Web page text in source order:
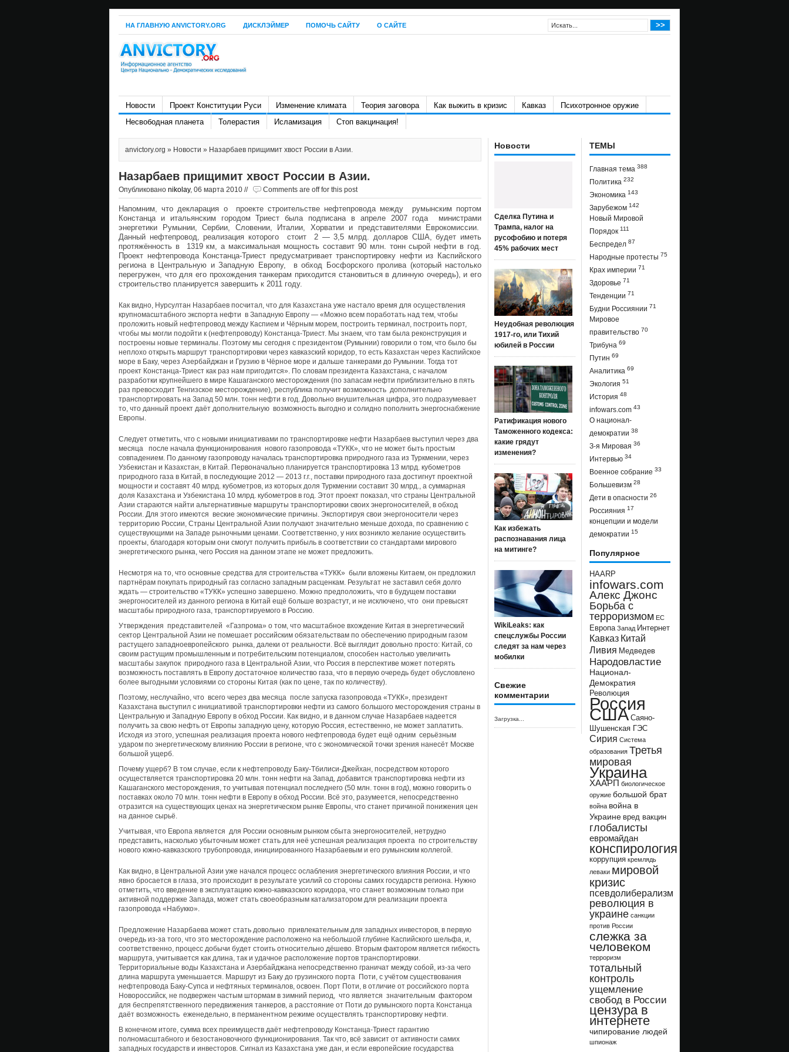
НА ГЛАВНУЮ ANVICTORY.ORG ДИСКЛЭЙМЕР ПОМОЧЬ САЙТУ О САЙТЕ
Новости Проект Конституции Руси Изменение климата Теория заговора Как выжить в кризис Кавказ
Психотронное оружие
Несвободная планета
Толерастия Исламизация Стоп вакцинация!
anvictory.org » Новости » Назарбаев прищимит хвост России в Азии.
Назарбаев прищимит хвост России в Азии.
Опубликовано nikolay, 06 марта 2010 // Comments are off for this post
Напомним, что декларация о проекте строительстве нефтепровода между румынским портом
Констанца и итальянским городом Триест была подписана в апреле 2007 года министрами
энергетики Румынии, Сербии, Словении, Италии, Хорватии и представителями Еврокомиссии.
Данный нефтепровод, реализация которого стоит 2 — 3,5 млрд. долларов США, будет иметь
протяжённость в 1319 км, а максимальная мощность составит 90 млн. тонн сырой нефти в год.
Проект нефтепровода Констанца-Триест предусматривает транспортировку нефти из Каспийского
региона в Центральную и Западную Европу, в обход Босфорского пролива (который настолько
перегружен, что для его прохождения танкерам приходится становиться в длинную очередь), и его
строительство планируется завершить к 2011 году.
Как видно, Нурсултан Назарбаев посчитал, что для Казахстана уже настало время для осуществления
крупномасштабного экспорта нефти в Западную Европу — «Можно всем поработать над тем, чтобы
проложить новый нефтепровод между Каспием и Чёрным морем, построить терминал, построить порт,
чтобы мы могли подойти к (нефтепроводу) Констанца-Триест. Мы знаем, что там была реконструкция и
построены новые терминалы. Поэтому мы сегодня с президентом (Румынии) говорили о том, что было бы
неплохо открыть маршрут транспортировки через кавказский коридор, то есть Казахстан через Каспийское
море в Баку, через Азербайджан и Грузию в Чёрное море и дальше танкерами до Румынии. Тогда тот
проект Констанца-Триест как раз нам пригодится». По словам президента Казахстана, с началом
разработки крупнейшего в мире Кашаганского месторождения (по запасам нефти приблизительно в пять
раз превосходит Тенгизское месторождение), республика получит возможность дополнительно
транспортировать на Запад 50 млн. тонн нефти в год. Довольно внушительная цифра, это подразумевает
то, что данный проект даёт дополнительную возможность выгодно и солидно пополнить энергоснабжение
Европы.
Следует отметить, что с новыми инициативами по транспортировке нефти Назарбаев выступил через два
месяца после начала функционирования нового газопровода «ТУКК», что не может быть простым
совпадением. По данному газопроводу началась транспортировка природного газа из Туркмении, через
Узбекистан и Казахстан, в Китай. Первоначально планируется транспортировка 13 млрд. кубометров
природного газа в Китай, в последующие 2012 — 2013 г.г., поставки природного газа достигнут проектной
мощности и составят 40 млрд. кубометров, из которых доля Туркмении составит 30 млрд., а суммарная
доля Казахстана и Узбекистана 10 млрд. кубометров в год. Этот проект показал, что страны Центральной
Азии стараются найти альтернативные маршруты транспортировки своих энергоносителей, в обход
России. Для этого имеются веские экономические причины. Экспортируя свои энергоносители через
территорию России, Страны Центральной Азии получают значительно меньше дохода, по сравнению с
существующими на Западе рыночными ценами. Соответственно, у них возникло желание осуществить
проекты, благодаря которым они смогут получить прибыль в соответствии со стандартами мирового
энергетического рынка, чего Россия на данном этапе не может предложить.
Несмотря на то, что основные средства для строительства «ТУКК» были вложены Китаем, он предложил
партнёрам покупать природный газ согласно западным расценкам. Результат не заставил себя долго
ждать — строительство «ТУКК» успешно завершено. Можно предположить, что в будущем поставки
энергоносителей из данного региона в Китай ещё больше возрастут, и не исключено, что они превысят
масштабы природного газа, транспортируемого в Россию.
Утверждения представителей «Газпрома» о том, что масштабное вхождение Китая в энергетический
сектор Центральной Азии не помешает российским обязательствам по обеспечению природным газом
растущего западноевропейского рынка, далеки от реальности. Всё выглядит довольно просто: Китай, со
своим растущим промышленным и потребительским потенциалом, способен настолько увеличить
масштабы закупок природного газа в Центральной Азии, что Россия в перспективе может потерять
возможность поставлять в Европу достаточное количество газа, что в первую очередь будет обусловлено
более выгодными условиями со стороны Китая (как по цене, так по количеству).
Поэтому, неслучайно, что всего через два месяца после запуска газопровода «ТУКК», президент
Казахстана выступил с инициативой транспортировки нефти из самого большого месторождения страны в
Центральную и Западную Европу в обход России. Как видно, и в данном случае Назарбаев надеется
получить за свою нефть от Европы западную цену, которую Россия, естественно, не может заплатить.
Исходя из этого, успешная реализация проекта нового нефтепровода будет ещё одним серьёзным
ударом по энергетическому влиянию России в регионе, что с экономической точки зрения нанесёт Москве
большой ущерб.
Почему ущерб? В том случае, если к нефтепроводу Баку-Тбилиси-Джейхан, посредством которого
осуществляется транспортировка 20 млн. тонн нефти на Запад, добавится транспортировка нефти из
Кашаганского месторождения, то учитывая потенциал последнего (50 млн. тонн в год), можно говорить о
поставках около 70 млн. тонн нефти в Европу в обход России. Всё это, разумеется, непосредственно
отразится на существующих ценах на энергетическом рынке Европы, что станет причиной понижения цен
на данное сырьё.
Учитывая, что Европа является для России основным рынком сбыта энергоносителей, нетрудно
представить, насколько убыточным может стать для неё успешная реализация проекта по строительству
нового южно-кавказского трубопровода, инициированного Назарбаевым и его румынским коллегой.
Как видно, в Центральной Азии уже начался процесс ослабления энергетического влияния России, и что
явно бросается в глаза, это происходит в результате усилий со стороны самих государств региона. Нужно
отметить, что введение в эксплуатацию южно-кавказского коридора, что станет возможным только при
активной поддержке Запада, может стать своеобразным катализатором для реализации проекта
газопровода «Набукко».
Предложение Назарбаева может стать довольно привлекательным для западных инвесторов, в первую
очередь из-за того, что это месторождение расположено на небольшой глубине Каспийского шельфа, и,
соответственно, процесс добычи будет стоить относительно дёшево. Вторым фактором является гибкость
маршрута, учитывается как длина, так и удачное расположение портов транспортировки.
Территориальные воды Казахстана и Азербайджана непосредственно граничат между собой, из-за чего
длина маршрута уменьшается. Маршрут из Баку до грузинского порта Поти, с учётом существования
нефтепровода Баку-Супса и нефтяных терминалов, освоен. Порт Поти, в отличие от российского порта
Новороссийск, не подвержен частым штормам в зимний период, что является значительным фактором
для беспрепятственного передвижения танкеров, а расстояние от Поти до румынского порта Констанца
даёт возможность еженедельно, в перманентном режиме осуществлять транспортировку нефти.
В конечном итоге, сумма всех преимуществ даёт нефтепроводу Констанца-Триест гарантию
полномасштабного и безостановочного функционирования. Так что, всё зависит от активности самих
западных государств и инвесторов. Сигнал из Казахстана уже дан, и если европейские государства
Новости
Сделка Путина и
Трампа, налог на
русофобию и потеря
45% рабочих мест
Неудобная революция
1917-го, или Тихий
юбилей в России
Ратификация нового
Таможенного кодекса:
какие грядут
изменения?
Как избежать
распознавания лица
на митинге?
WikiLeaks: как
спецслужбы России
следят за нам через
мобилки
Свежие
комментарии
Загрузка...
ТЕМЫ
Главная тема 388
Политика 232
Экономика 143
Зарубежом 142
Новый Мировой
Порядок 111
Беспредел 87
Народные протесты 75
Крах империи 71
Здоровье 71
Тенденции 71
Будни Россиянии 71
Мировое
правительство 70
Трибуна 69
Путин 69
Аналитика 69
Экология 51
История 48
infowars.com 43
О национал-
демократии 38
З-я Мировая 36
Интервью 34
Военное собрание 33
Большевизм 28
Дети в опасности 26
Россияния 17
концепции и модели
демократии 15
Популярное
HAARP
infowars.com
Алекс Джонс
Борьба с
терроризмом ЕС
Европа Запад Интернет
Кавказ Китай
Ливия Медведев
Народовластие
Национал-
Демократия
Революция
Россия
США Саяно-
Шушенская ГЭС
Сирия Система
образования Третья
мировая
Украина
ХААРП биологическое
оружие большой брат
война война в
Украине вред вакцин
глобалисты
евромайдан
конспирология
коррупция кремлядь
леваки мировой
кризис
псевдолиберализм
революция в
украине санкции
против России
слежка за
человеком
терроризм
тотальный
контроль
ущемление
свобод в России
цензура в
интернете
чипирование людей
шпионаж